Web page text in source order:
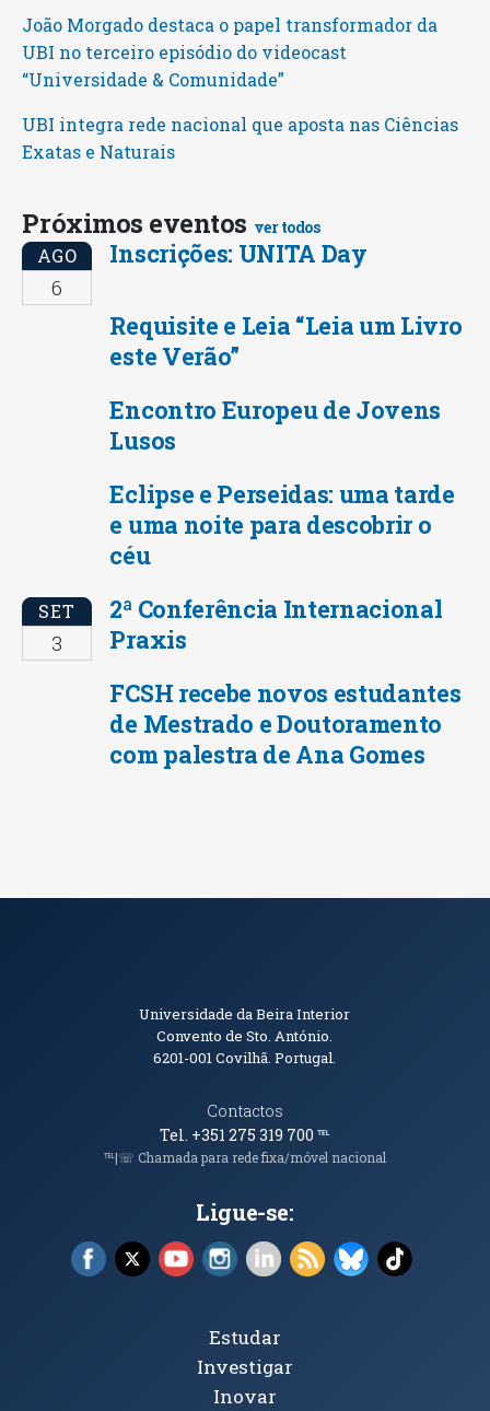
João Morgado destaca o papel transformador da
UBI no terceiro episódio do videocast
“Universidade & Comunidade”
UBI integra rede nacional que aposta nas Ciências
Exatas e Naturais
Próximos eventos ver todos
AGO
6
Inscrições: UNITA Day
Requisite e Leia “Leia um Livro
este Verão”
Encontro Europeu de Jovens
Lusos
Eclipse e Perseidas: uma tarde
e uma noite para descobrir o
céu
SET
3
2ª Conferência Internacional
Praxis
FCSH recebe novos estudantes
de Mestrado e Doutoramento
com palestra de Ana Gomes
Informações de Contacto
Universidade da Beira Interior
Convento de Sto. António.
6201-001Covilhã. Portugal.
Contactos
Tel. +351 275 319 700℡
℡|☏ Chamada para rede fixa/móvel nacional
Ligue-se:
Facebook (abre em nova janela)
X (abre em nova janela)
YouTube (abre em nova janela)
Instagram (abre em nova janela)
LinkedIn (abre em nova
RSS (abre em nova
Bluesky (abre
TikTok
Tópicos Principais
Estudar
Investigar
Inovar